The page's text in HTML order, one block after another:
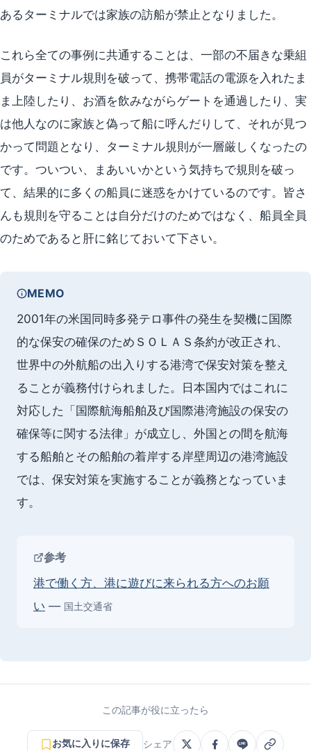
あるターミナルでは家族の訪船が禁止となりました。
これら全ての事例に共通することは、一部の不届きな乗組
員がターミナル規則を破って、携帯電話の電源を入れたま
ま上陸したり、お酒を飲みながらゲートを通過したり、実
は他人なのに家族と偽って船に呼んだりして、それが見つ
かって問題となり、ターミナル規則が一層厳しくなったの
です。ついつい、まあいいかという気持ちで規則を破っ
て、結果的に多くの船員に迷惑をかけているのです。皆さ
んも規則を守ることは自分だけのためではなく、船員全員
のためであると肝に銘じておいて下さい。
MEMO
2001年の米国同時多発テロ事件の発生を契機に国際
的な保安の確保のためＳＯＬＡＳ条約が改正され、
世界中の外航船の出入りする港湾で保安対策を整え
ることが義務付けられました。日本国内ではこれに
対応した「国際航海船舶及び国際港湾施設の保安の
確保等に関する法律」が成立し、外国との間を航海
する船舶とその船舶の着岸する岸壁周辺の港湾施設
では、 保安対策を実施することが義務となっていま
す。
参考
港で働く方、港に遊びに来られる方へのお願
い — 国土交通省
この記事が役に立ったら
お気に入りに保存 シェア